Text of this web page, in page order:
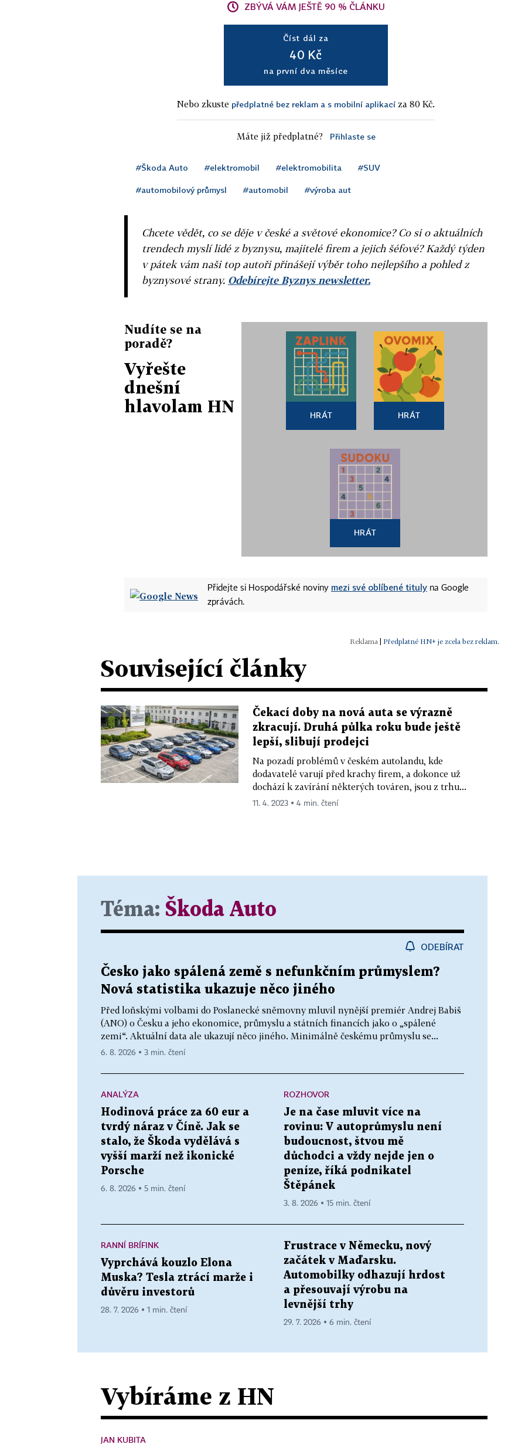
ZBÝVÁ VÁM JEŠTĚ 90 % ČLÁNKU
Číst dál za
40 Kč
na první dva měsíce
Nebo zkuste předplatné bez reklam a s mobilní aplikací za 80 Kč.
Máte již předplatné? Přihlaste se
#Škoda Auto #elektromobil #elektromobilita #SUV
#automobilový průmysl #automobil #výroba aut
Chcete vědět, co se děje v české a světové ekonomice? Co si o aktuálních
trendech myslí lidé z byznysu, majitelé firem a jejich šéfové? Každý týden
v pátek vám naši top autoři přinášejí výběr toho nejlepšího a pohled z
byznysové strany. Odebírejte Byznys newsletter.
Nudíte se na
poradě?
Vyřešte
dnešní
hlavolam HN
HRÁT HRÁT
HRÁT
Přidejte si Hospodářské noviny mezi své oblíbené tituly na Google
zprávách.
| Předplatné HN+ je zcela bez reklam.
Související články
Čekací doby na nová auta se výrazně
zkracují. Druhá půlka roku bude ještě
lepší, slibují prodejci
Na pozadí problémů v českém autolandu, kde
dodavatelé varují před krachy firem, a dokonce už
dochází k zavírání některých továren, jsou z trhu...
11. 4. 2023 ▪ 4 min. čtení
Téma: Škoda Auto
ODEBÍRAT
Česko jako spálená země s nefunkčním průmyslem?
Nová statistika ukazuje něco jiného
Před loňskými volbami do Poslanecké sněmovny mluvil nynější premiér Andrej Babiš
(ANO) o Česku a jeho ekonomice, průmyslu a státních financích jako o „spálené
zemi“. Aktuální data ale ukazují něco jiného. Minimálně českému průmyslu se...
6. 8. 2026 ▪ 3 min. čtení
ANALÝZA
Hodinová práce za 60 eur a
tvrdý náraz v Číně. Jak se
stalo, že Škoda vydělává s
vyšší marží než ikonické
Porsche
6. 8. 2026 ▪ 5 min. čtení
ROZHOVOR
Je na čase mluvit více na
rovinu: V autoprůmyslu není
budoucnost, štvou mě
důchodci a vždy nejde jen o
peníze, říká podnikatel
Štěpánek
3. 8. 2026 ▪ 15 min. čtení
RANNÍ BRÍFINK
Vyprchává kouzlo Elona
Muska? Tesla ztrácí marže i
důvěru investorů
28. 7. 2026 ▪ 1 min. čtení
Frustrace v Německu, nový
začátek v Maďarsku.
Automobilky odhazují hrdost
a přesouvají výrobu na
levnější trhy
29. 7. 2026 ▪ 6 min. čtení
Vybíráme z HN
JAN KUBITA